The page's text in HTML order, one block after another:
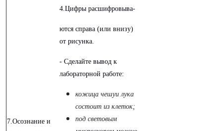
7.Осознание и
4.Цифры расшифровыва-
ются справа (или внизу)
от рисунка.
- Сделайте вывод к
лабораторной работе:
кожица чешуи лука
состоит из клеток;
под световым